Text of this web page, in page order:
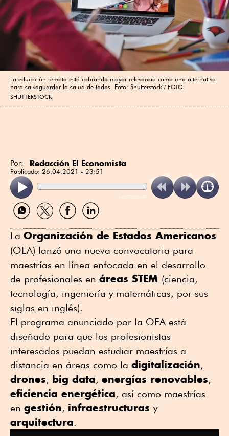
La educación remota está cobrando mayor relevancia como una alternativa
para salvaguardar la salud de todos. Foto: Shutterstock
FOTO:
SHUTTERSTOCK
Por: Redacción El Economista
Publicado: 26.04.2021 - 23:51
ReadSpeaker
Compartir
por
Compartir
por
Compartir
por
Compartir
por
La Organización de Estados Americanos
(OEA) lanzó una nueva convocatoria para
maestrías en línea enfocada en el desarrollo
de profesionales en áreas STEM (ciencia,
tecnología, ingeniería y matemáticas, por sus
siglas en inglés).
El programa anunciado por la OEA está
diseñado para que los profesionistas
interesados puedan estudiar maestrías a
distancia en áreas como la digitalización,
drones, big data, energías renovables,
eficiencia energética, así como maestrías
en gestión, infraestructuras y
arquitectura.